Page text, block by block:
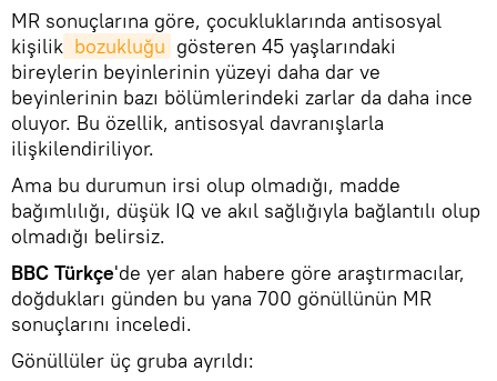
MR sonuçlarına göre, çocukluklarında antisosyal
kişilik bozukluğu gösteren 45 yaşlarındaki
bireylerin beyinlerinin yüzeyi daha dar ve
beyinlerinin bazı bölümlerindeki zarlar da daha ince
oluyor. Bu özellik, antisosyal davranışlarla
ilişkilendiriliyor.
Ama bu durumun irsi olup olmadığı, madde
bağımlılığı, düşük IQ ve akıl sağlığıyla bağlantılı olup
olmadığı belirsiz.
BBC Türkçe'de yer alan habere göre araştırmacılar,
doğdukları günden bu yana 700 gönüllünün MR
sonuçlarını inceledi.
Gönüllüler üç gruba ayrıldı: